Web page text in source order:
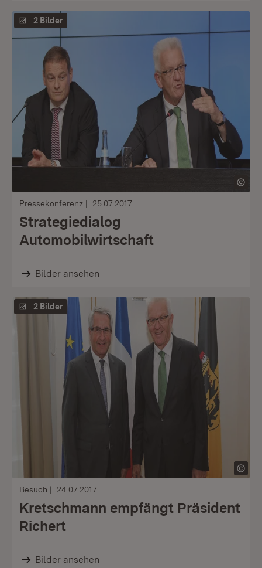
2 Bilder
Pressekonferenz 25.07.2017
Strategiedialog
Automobilwirtschaft
Bilder ansehen
2 Bilder
Besuch 24.07.2017
Kretschmann empfängt Präsident
Richert
Bilder ansehen